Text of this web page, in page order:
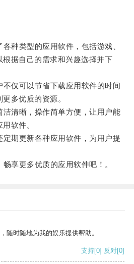
类型的应用软件，包括游戏、
据自己的需求和兴趣选择并下
仅可以节省下载应用软件的时间
多优质的资源。
清晰，操作简单方便，让用户能
软件。
期更新各种应用软件，为用户提
更多优质的应用软件吧！。
随时随地为我的娱乐提供帮助。
支持[0] 反对[0]